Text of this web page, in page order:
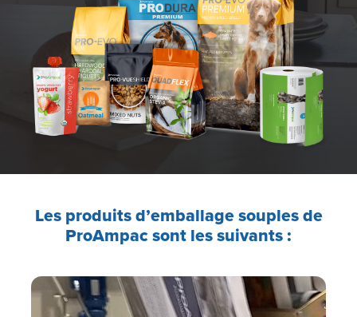
Les produits d’emballage souples de
ProAmpac sont les suivants :